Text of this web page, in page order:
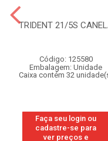
TRIDENT 21/5S
Código: 125580
Embalagem: Unidade
Caixa contém 32
Faça seu login ou
cadastre-se para
ver preços e